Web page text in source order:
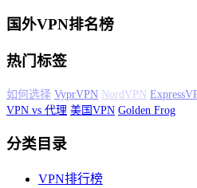
国外VPN排名榜
热门标签
VPN排行 VPN排行榜 代理 ExpressVPN
VPN vs 代理 美国VPN Golden Frog
分类目录
VPN排行榜